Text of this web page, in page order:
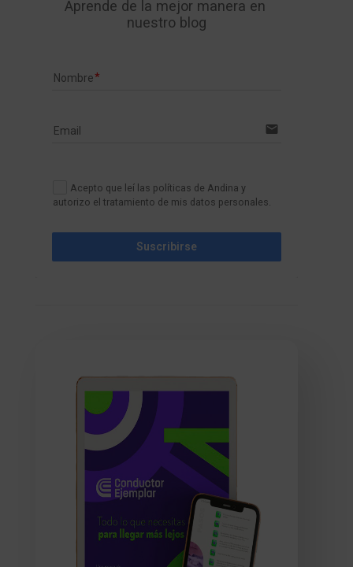
Aprende de la mejor manera en
nuestro blog
Nombre
Email email
Acepto que leí las políticas de Andina y
autorizo el tratamiento de mis datos personales.
Suscribirse